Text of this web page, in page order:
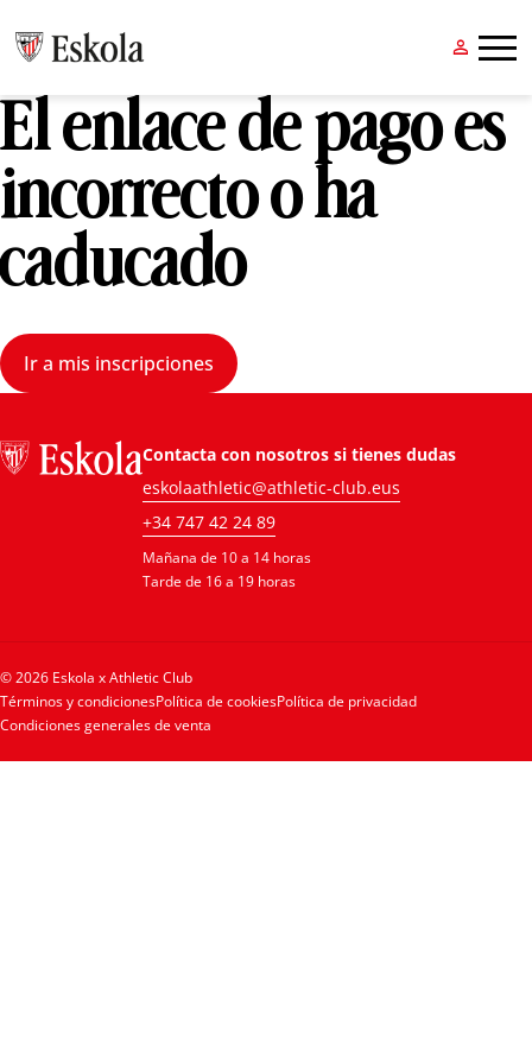
 
El enlace de pago es
incorrecto o ha
caducado
Ir a mis inscripciones
Contacta con nosotros si tienes dudas
eskolaathletic@athletic-club.eus
+34 747 42 24 89
Mañana de 10 a 14 horas
Tarde de 16 a 19 horas
© 2026 Eskola x Athletic Club
Términos y condicionesPolítica de cookiesPolítica de privacidad
Condiciones generales de venta